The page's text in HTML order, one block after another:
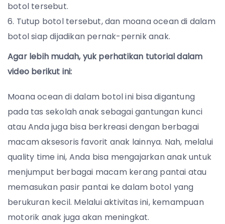
botol tersebut.
Tutup botol tersebut, dan moana ocean di dalam
botol siap dijadikan pernak-pernik anak.
Agar lebih mudah, yuk perhatikan tutorial dalam
video berikut ini:
Moana ocean di dalam botol ini bisa digantung
pada tas sekolah anak sebagai gantungan kunci
atau Anda juga bisa berkreasi dengan berbagai
macam aksesoris favorit anak lainnya. Nah, melalui
quality time ini, Anda bisa mengajarkan anak untuk
menjumput berbagai macam kerang pantai atau
memasukan pasir pantai ke dalam botol yang
berukuran kecil. Melalui aktivitas ini, kemampuan
motorik anak juga akan meningkat.